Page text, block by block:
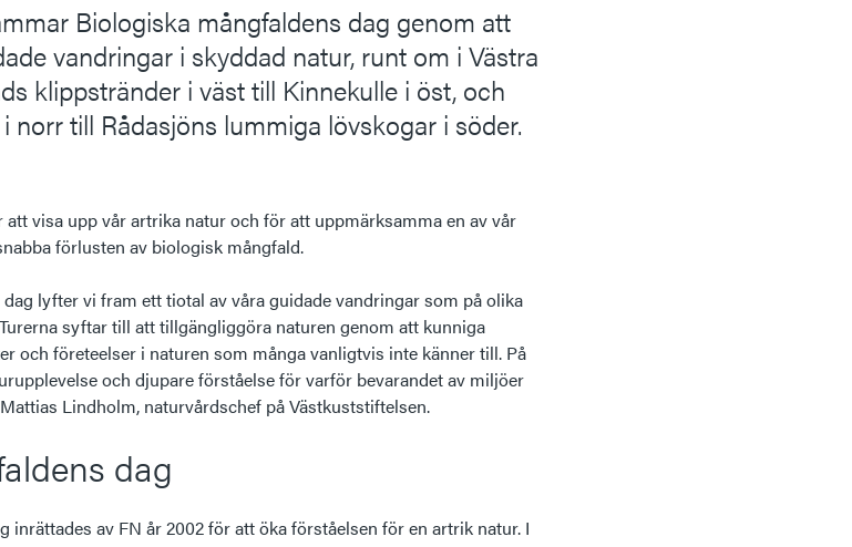
Biologiska mångfaldens dag genom att
vandringar i skyddad natur, runt om i Västra
klippstränder i väst till Kinnekulle i öst, och
norr till Rådasjöns lummiga lövskogar i söder.
visa upp vår artrika natur och för att uppmärksamma en av vår
förlusten av biologisk mångfald.
lyfter vi fram ett tiotal av våra guidade vandringar som på olika
syftar till att tillgängliggöra naturen genom att kunniga
och företeelser i naturen som många vanligtvis inte känner till. På
och djupare förståelse för varför bevarandet av miljöer
Lindholm, naturvårdschef på Västkuststiftelsen.
dag
inrättades av FN år 2002 för att öka förståelsen för en artrik natur. I